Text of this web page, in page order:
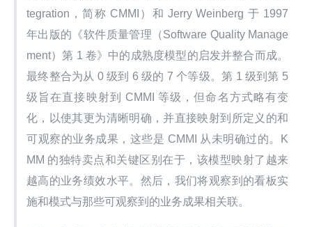
tegration，简称 CMMI）和 Jerry Weinberg 于 1997
年出版的《软件质量管理（Software Quality Manage
ment）第 1 卷》中的成熟度模型的启发并整合而成。
最终整合为从 0 级到 6 级的 7 个等级。第 1 级到第 5
级旨在直接映射到 CMMI 等级，但命名方式略有变
化，以使其更为清晰明确，并直接映射到所定义的和
可观察的业务成果，这些是 CMMI 从未明确过的。K
MM 的独特卖点和关键区别在于，该模型映射了越来
越高的业务绩效水平。然后，我们将观察到的看板实
施和模式与那些可观察到的业务成果相关联。